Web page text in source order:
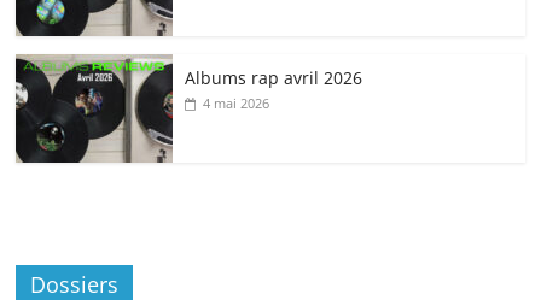
Albums rap avril 2026
4 mai 2026
Dossiers